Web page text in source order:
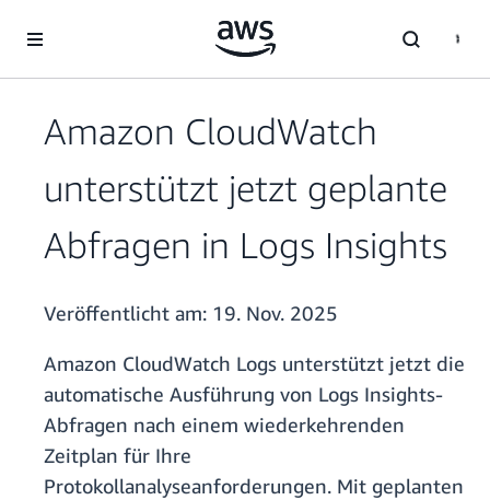
Überspringen zum Hauptinhalt
Amazon CloudWatch
unterstützt jetzt geplante
Abfragen in Logs Insights
Veröffentlicht am: 19. Nov. 2025
Amazon CloudWatch Logs unterstützt jetzt die
automatische Ausführung von Logs Insights-
Abfragen nach einem wiederkehrenden
Zeitplan für Ihre
Protokollanalyseanforderungen. Mit geplanten